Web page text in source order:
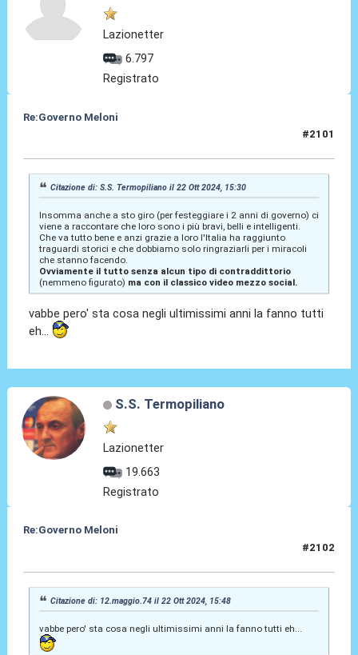
Lazionetter
6.797
Registrato
Re:Governo Meloni
#2101
Citazione di: S.S. Termopiliano il 22 Ott 2024, 15:30
Insomma anche a sto giro (per festeggiare i 2 anni di governo) ci
viene a raccontare che loro sono i più bravi, belli e intelligenti.
Che va tutto bene e anzi grazie a loro l'Italia ha raggiunto
traguardi storici e che dobbiamo solo ringraziarli per i miracoli
che stanno facendo.
Ovviamente il tutto senza alcun tipo di contraddittorio
(nemmeno figurato) ma con il classico video mezzo social.
vabbe pero' sta cosa negli ultimissimi anni la fanno tutti
eh...
S.S. Termopiliano
Lazionetter
19.663
Registrato
Re:Governo Meloni
#2102
Citazione di: 12.maggio.74 il 22 Ott 2024, 15:48
vabbe pero' sta cosa negli ultimissimi anni la fanno tutti eh...